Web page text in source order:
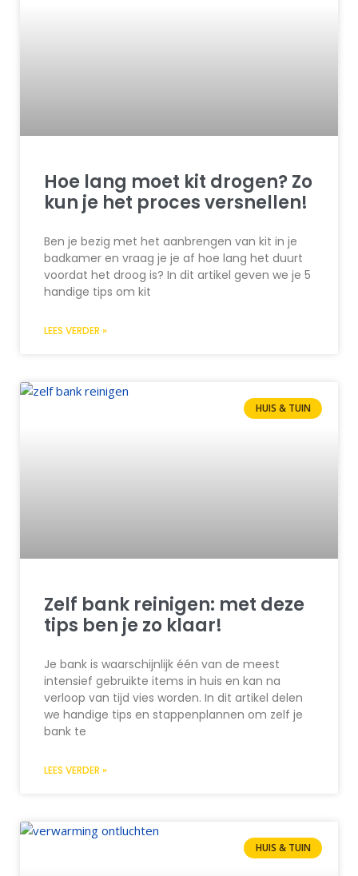
Hoe lang moet kit drogen? Zo
kun je het proces versnellen!
Ben je bezig met het aanbrengen van kit in je
badkamer en vraag je je af hoe lang het duurt
voordat het droog is? In dit artikel geven we je 5
handige tips om kit
LEES VERDER »
HUIS & TUIN
Zelf bank reinigen: met deze
tips ben je zo klaar!
Je bank is waarschijnlijk één van de meest
intensief gebruikte items in huis en kan na
verloop van tijd vies worden. In dit artikel delen
we handige tips en stappenplannen om zelf je
bank te
LEES VERDER »
HUIS & TUIN